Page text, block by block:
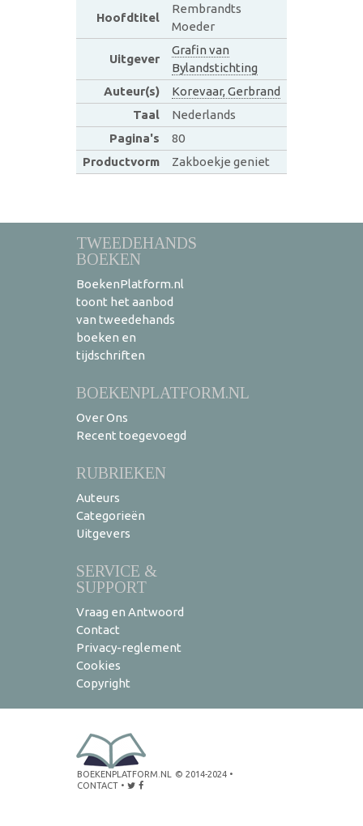
Hoofdtitel
Rembrandts
Moeder
Uitgever
Grafin van
Bylandstichting
Auteur(s)
Korevaar, Gerbrand
Taal
Nederlands
Pagina's
80
Productvorm
Zakboekje geniet
TWEEDEHANDS
BOEKEN
BoekenPlatform.nl
toont het aanbod
van tweedehands
boeken en
tijdschriften
BOEKENPLATFORM.NL
Over Ons
Recent toegevoegd
RUBRIEKEN
Auteurs
Categorieën
Uitgevers
SERVICE &
SUPPORT
Vraag en Antwoord
Contact
Privacy-reglement
Cookies
Copyright
BOEKENPLATFORM.NL © 2014-2024 •
CONTACT •